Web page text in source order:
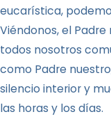
eucarística,
Viéndonos, el
todos nosotros
como Padre
silencio interior y
las horas y los días.